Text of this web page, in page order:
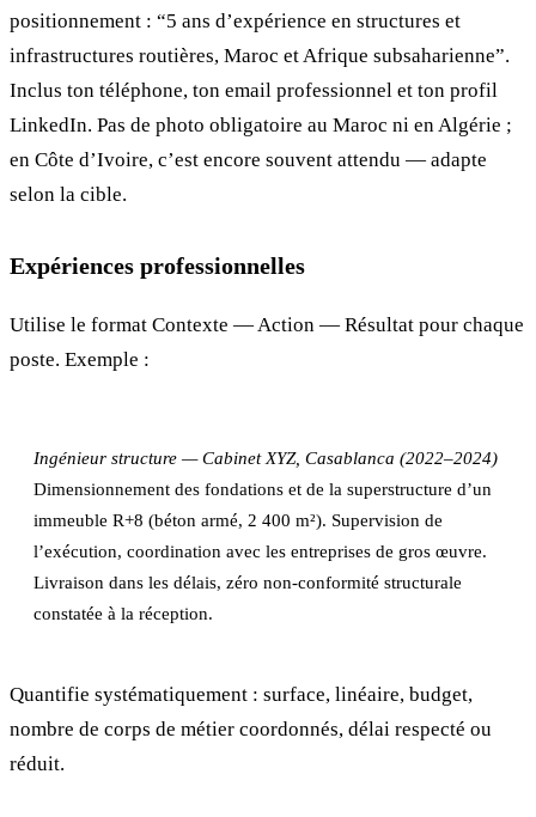
positionnement : “5 ans d’expérience en structures et
infrastructures routières, Maroc et Afrique subsaharienne”.
Inclus ton téléphone, ton email professionnel et ton profil
LinkedIn. Pas de photo obligatoire au Maroc ni en Algérie ;
en Côte d’Ivoire, c’est encore souvent attendu — adapte
selon la cible.
Expériences professionnelles
Utilise le format Contexte — Action — Résultat pour chaque
poste. Exemple :
Ingénieur structure — Cabinet XYZ, Casablanca (2022–2024)
Dimensionnement des fondations et de la superstructure d’un
immeuble R+8 (béton armé, 2 400 m²). Supervision de
l’exécution, coordination avec les entreprises de gros œuvre.
Livraison dans les délais, zéro non-conformité structurale
constatée à la réception.
Quantifie systématiquement : surface, linéaire, budget,
nombre de corps de métier coordonnés, délai respecté ou
réduit.